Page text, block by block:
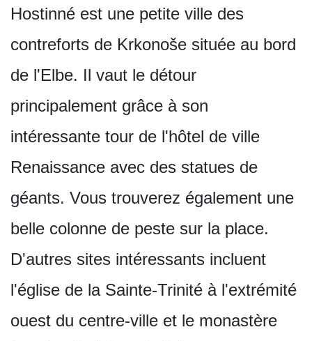
Hostinné est une petite ville des
contreforts de Krkonoše située au bord
de l'Elbe. Il vaut le détour
principalement grâce à son
intéressante tour de l'hôtel de ville
Renaissance avec des statues de
géants. Vous trouverez également une
belle colonne de peste sur la place.
D'autres sites intéressants incluent
l'église de la Sainte-Trinité à l'extrémité
ouest du centre-ville et le monastère